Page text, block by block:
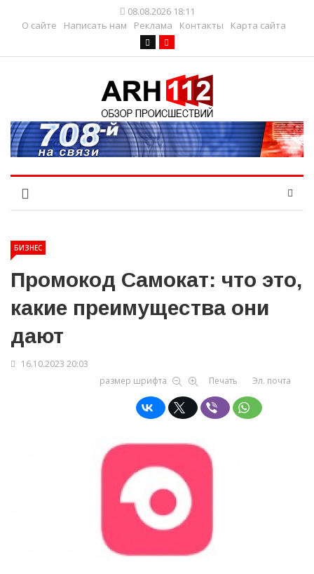
08.08.2026 18:11
О сайте
Написать нам Реклама Контакты Карта сайта
БИЗНЕС
Промокод Самокат: что это,
какие преимущества они
дают
16.10.2023 20:03
размер шрифта
Печать Эл. почта